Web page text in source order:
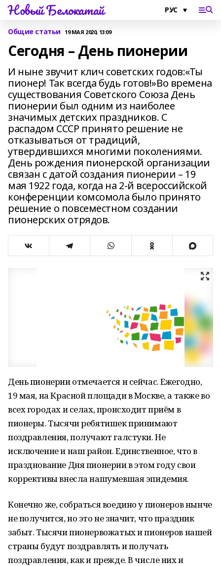
Новый Белокатай
Общие статьи 19 МАЯ 2020, 13:09
Сегодня – День пионерии
И ныне звучит клич советских годов:«Ты
пионер! Так всегда будь готов!»Во времена
существования Советского Союза День
пионерии был одним из наиболее
значимых детских праздников. С
распадом СССР принято решение не
отказываться от традиций,
утвердившихся многими поколениями.
День рождения пионерской организации
связан с датой создания пионерии – 19
мая 1922 года, когда на 2-й всероссийской
конференции комсомола было принято
решение о повсеместном создании
пионерских отрядов.
День пионерии отмечается и сейчас. Ежегодно,
19 мая, на Красной площади в Москве, а также во
всех городах и селах, происходит приём в
пионеры. Тысячи ребятишек принимают
поздравления, получают галстуки. Не
исключение и наш район. Единственное, что в
празднование Дня пионерии в этом году свои
коррективы внесла нашумевшая эпидемия.
Конечно же, собраться воедино у пионеров нынче
не получится, но это не значит, что праздник
забыт. Тысячи пионервожатых и пионеров нашей
страны будут поздравлять и получать
поздравления, как и прежде. В числе них и